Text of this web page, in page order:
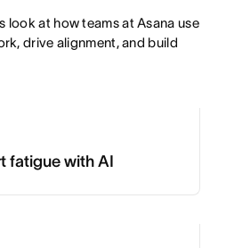
look at how teams at Asana use
drive alignment, and build
fatigue with AI